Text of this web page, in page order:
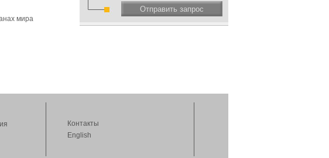
мира
Отправить запрос
Контакты
English